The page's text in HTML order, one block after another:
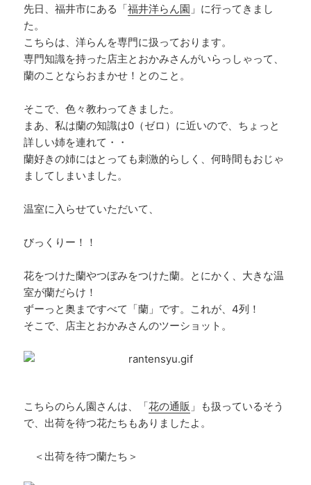
先日、福井市にある「福井洋らん園 」に行ってきまし
た。
こちらは、洋らんを専門に扱っております。
専門知識を持った店主とおかみさんがいらっしゃって、
蘭のことならおまかせ！とのこと。
そこで、色々教わってきました。
まあ、私は蘭の知識は0（ゼロ）に近いので、ちょっと
詳しい姉を連れて・・
蘭好きの姉にはとっても刺激的らしく、何時間もおじゃ
ましてしまいました。
温室に入らせていただいて、
びっくりー！！
花をつけた蘭やつぼみをつけた蘭。とにかく、大きな温
室が蘭だらけ！
ずーっと奥まですべて「蘭」です。これが、4列！
そこで、店主とおかみさんのツーショット。
こちらのらん園さんは、「花の通販 」も扱っているそう
で、出荷を待つ花たちもありましたよ。
＜出荷を待つ蘭たち＞